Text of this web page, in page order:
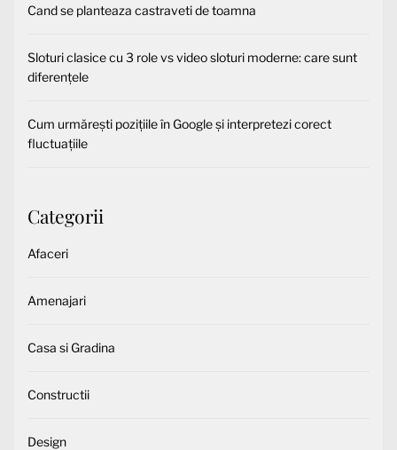
Cand se planteaza castraveti de toamna
Sloturi clasice cu 3 role vs video sloturi moderne: care sunt
diferențele
Cum urmărești pozițiile în Google și interpretezi corect
fluctuațiile
Categorii
Afaceri
Amenajari
Casa si Gradina
Constructii
Design